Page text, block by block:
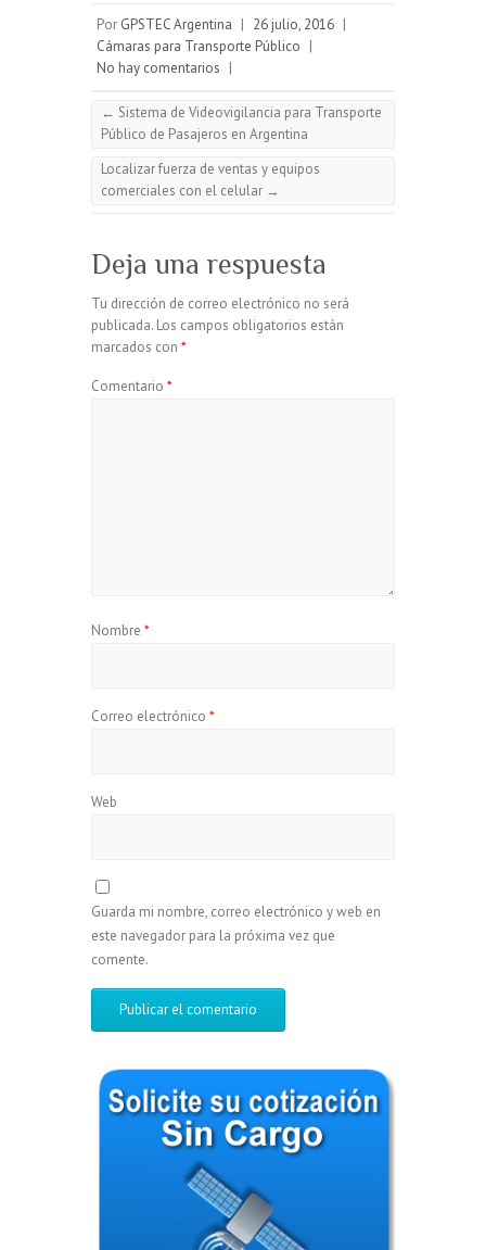
Por GPSTEC Argentina | 26 julio, 2016 |
Cámaras para Transporte Público |
No hay comentarios |
← Sistema de Videovigilancia para Transporte
Público de Pasajeros en Argentina
Localizar fuerza de ventas y equipos
comerciales con el celular →
Deja una respuesta
Tu dirección de correo electrónico no será
publicada. Los campos obligatorios están
marcados con *
Comentario *
Nombre *
Correo electrónico *
Web
Guarda mi nombre, correo electrónico y web en
este navegador para la próxima vez que
comente.